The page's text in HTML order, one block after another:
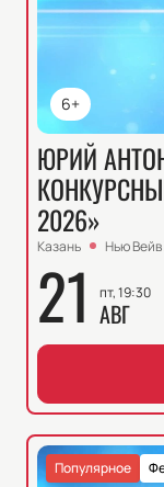
6+
ЮРИЙ
2026»
Казань Нью Вейв
21 пт, 19:30
АВГ
Популярное